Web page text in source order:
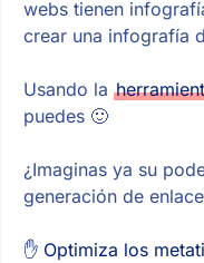
webs tienen
crear una infografía
Usando la
puedes 🙂
¿Imaginas ya su
generación de
✋ Optimiza los